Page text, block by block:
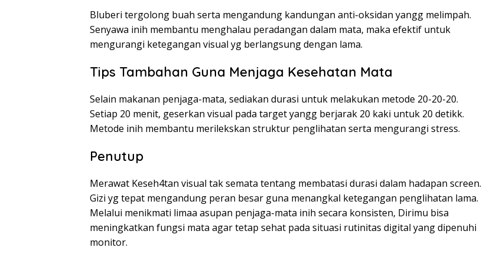
Bluberi tergolong buah serta mengandung kandungan anti-oksidan yangg melimpah.
Senyawa inih membantu menghalau peradangan dalam mata, maka efektif untuk
mengurangi ketegangan visual yg berlangsung dengan lama.
Tips Tambahan Guna Menjaga Kesehatan Mata
Selain makanan penjaga-mata, sediakan durasi untuk melakukan metode 20-20-20.
Setiap 20 menit, geserkan visual pada target yangg berjarak 20 kaki untuk 20 detikk.
Metode inih membantu merilekskan struktur penglihatan serta mengurangi stress.
Penutup
Merawat Keseh4tan visual tak semata tentang membatasi durasi dalam hadapan screen.
Gizi yg tepat mengandung peran besar guna menangkal ketegangan penglihatan lama.
Melalui menikmati limaa asupan penjaga-mata inih secara konsisten, Dirimu bisa
meningkatkan fungsi mata agar tetap sehat pada situasi rutinitas digital yang dipenuhi
monitor.